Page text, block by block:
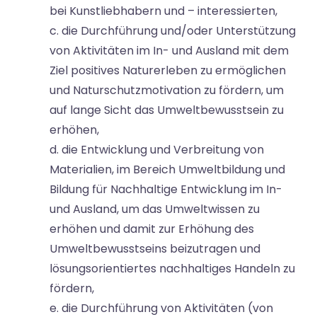
bei Kunstliebhabern und – interessierten,
c. die Durchführung und/oder Unterstützung
von Aktivitäten im In- und Ausland mit dem
Ziel positives Naturerleben zu ermöglichen
und Naturschutzmotivation zu fördern, um
auf lange Sicht das Umweltbewusstsein zu
erhöhen,
d. die Entwicklung und Verbreitung von
Materialien, im Bereich Umweltbildung und
Bildung für Nachhaltige Entwicklung im In-
und Ausland, um das Umweltwissen zu
erhöhen und damit zur Erhöhung des
Umweltbewusstseins beizutragen und
lösungsorientiertes nachhaltiges Handeln zu
fördern,
e. die Durchführung von Aktivitäten (von